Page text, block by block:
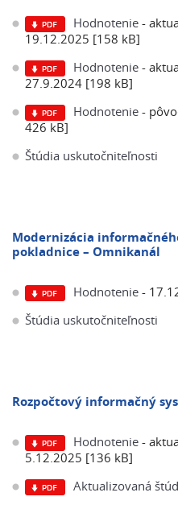
Hodnotenie -
19.12.2025 [158 kB]
Hodnotenie -
27.9.2024 [198 kB]
Hodnotenie -
426 kB]
Štúdia uskutočniteľnosti
Modernizácia
pokladnice – Omnikanál
Hodnotenie -
Štúdia uskutočniteľnosti
Rozpočtový informačný
Hodnotenie -
5.12.2025 [136 kB]
Aktualizovaná